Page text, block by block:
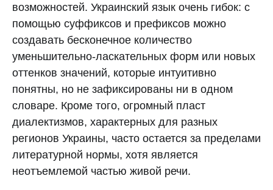
возможностей. Украинский язык очень гибок: с
помощью суффиксов и префиксов можно
создавать бесконечное количество
уменьшительно-ласкательных форм или новых
оттенков значений, которые интуитивно
понятны, но не зафиксированы ни в одном
словаре. Кроме того, огромный пласт
диалектизмов, характерных для разных
регионов Украины, часто остается за пределами
литературной нормы, хотя является
неотъемлемой частью живой речи.